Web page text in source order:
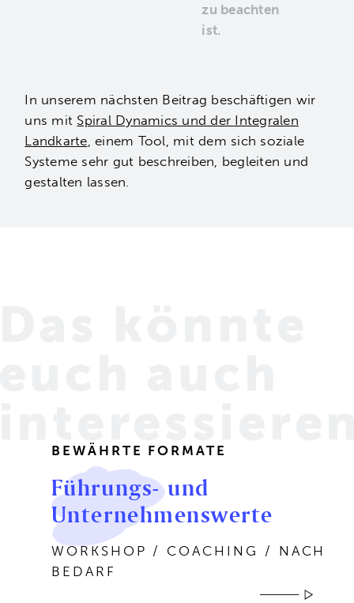
zu beachten
ist.
In unserem nächsten Beitrag beschäftigen wir
uns mit Spiral Dynamics und der Integralen
Landkarte , einem Tool, mit dem sich soziale
Systeme sehr gut beschreiben, begleiten und
gestalten lassen.
BEWÄHRTE FORMATE
Führungs- und
Unternehmenswerte
WORKSHOP / COACHING / NACH
BEDARF